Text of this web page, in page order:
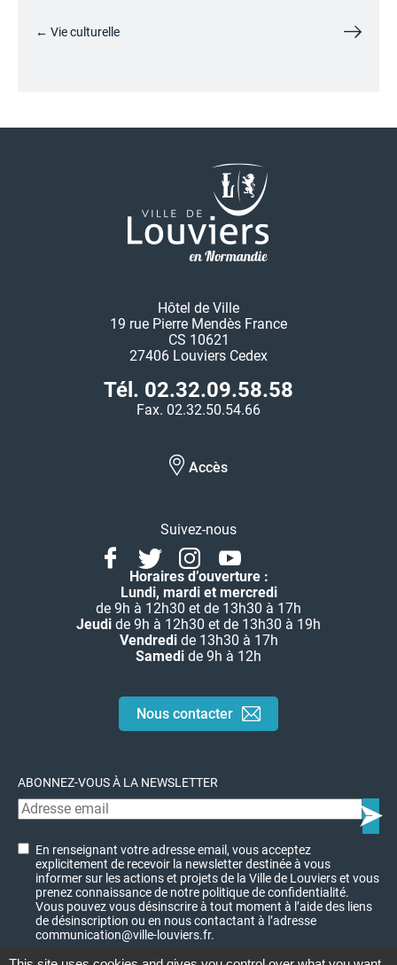
← Vie culturelle
Hôtel de Ville
19 rue Pierre Mendès France
CS 10621
27406 Louviers Cedex
Tél. 02.32.09.58.58
Fax. 02.32.50.54.66
Accès
Suivez-nous
FacebookTwitterInstagramYoutube
Horaires d’ouverture :
Lundi, mardi et mercredi
de 9h à 12h30 et de 13h30 à 17h
Jeudi de 9h à 12h30 et de 13h30 à 19h
Vendredide 13h30 à 17h
Samedi de 9h à 12h
Nous contacter
ABONNEZ-VOUS À LA NEWSLETTER
En renseignant votre adresse email, vous acceptez
explicitement de recevoir la newsletter destinée à vous
informer sur les actions et projets de la Ville de Louviers et vous
prenez connaissance de notre politique de confidentialité.
Vous pouvez vous désinscrire à tout moment à l’aide des liens
de désinscription ou en nous contactant à l’adresse
communication@ville-louviers.fr.